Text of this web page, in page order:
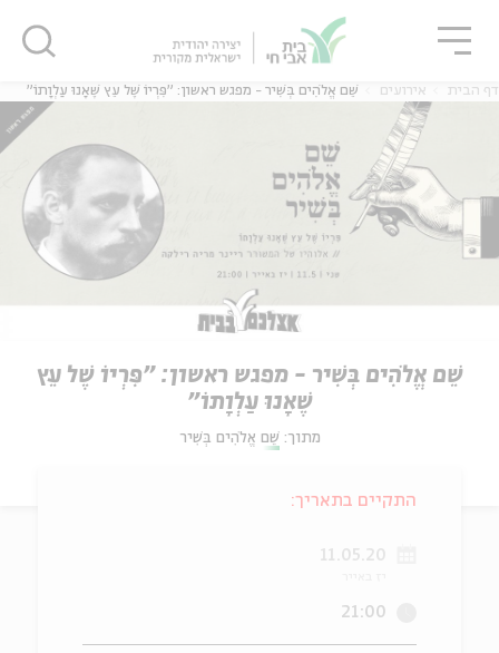
דף הבית אירועים שֵׁם אֱלֹהִים בְּשִׁיר - מפגש ראשון: "פִּרְיוֹ שֶׁל עֵץ שֶׁאָנוּ עַלְוָתוֹ"
שֵׁם אֱלֹהִים בְּשִׁיר - מפגש ראשון: "פִּרְיוֹ שֶׁל עֵץ
שֶׁאָנוּ עַלְוָתוֹ"
מתוך: שֵׁם אֱלֹהִים בְּשִׁיר
התקיים בתאריך:
11.05.20
21:00
סגור